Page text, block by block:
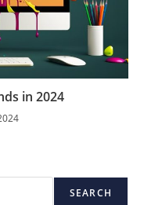
in 2024
SEARCH